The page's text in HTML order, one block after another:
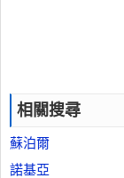
相關搜尋
蘇泊爾
諾基亞